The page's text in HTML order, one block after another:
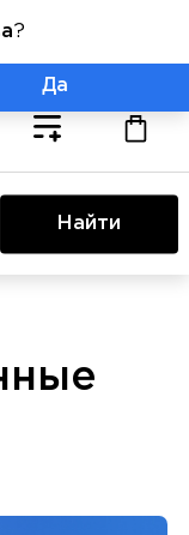
775-71-06
Найти
?
Да